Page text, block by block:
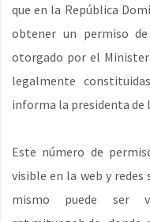
que en la República
obtener un permiso
otorgado por el
legalmente
informa la presidenta de
Este número de
visible en la web y redes
mismo puede ser